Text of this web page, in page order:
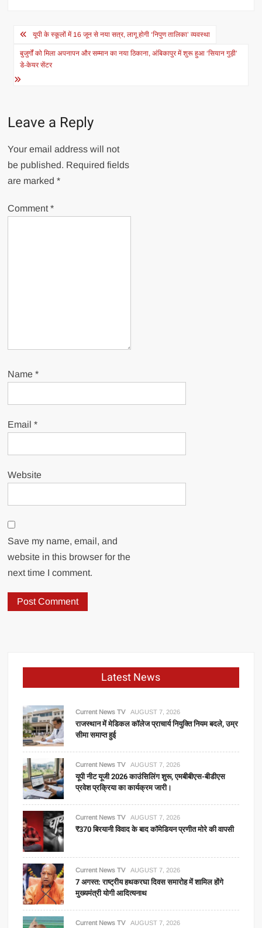
Post
navigation
यूपी के स्कूलों में 16 जून से नया सत्र, लागू होगी ‘निपुण तालिका’ व्यवस्था
बुजुर्गों को मिला अपनापन और सम्मान का नया ठिकाना, अंबिकापुर में शुरू हुआ ‘सियान गुड़ी’
डे-केयर सेंटर
Leave a Reply
Your email address will not
be published. Required fields
are marked*
Comment*
Name*
Email*
Website
Save my name, email, and
website in this browser for the
next time I comment.
Latest News
Current News TV AUGUST 7, 2026
राजस्थान में मेडिकल कॉलेज प्राचार्य नियुक्ति नियम बदले, उम्र
सीमा समाप्त हुई
Current News TV AUGUST 7, 2026
यूपी नीट यूजी 2026 काउंसिलिंग शुरू, एमबीबीएस-बीडीएस
प्रवेश प्रक्रिया का कार्यक्रम जारी।
Current News TV AUGUST 7, 2026
₹370 बिरयानी विवाद के बाद कॉमेडियन प्रणीत मोरे की वापसी
Current News TV AUGUST 7, 2026
7 अगस्त: राष्ट्रीय हथकरघा दिवस समारोह में शामिल होंगे
मुख्यमंत्री योगी आदित्यनाथ
Current News TV AUGUST 7, 2026